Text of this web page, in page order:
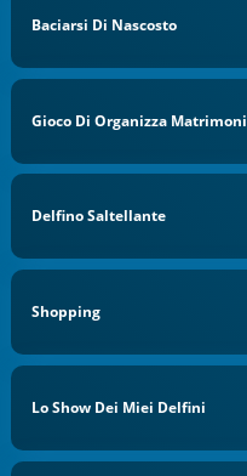
Baciarsi Di Nascosto
Gioco Di Organizza Matrimoni
Delfino Saltellante
Shopping
Lo Show Dei Miei Delfini